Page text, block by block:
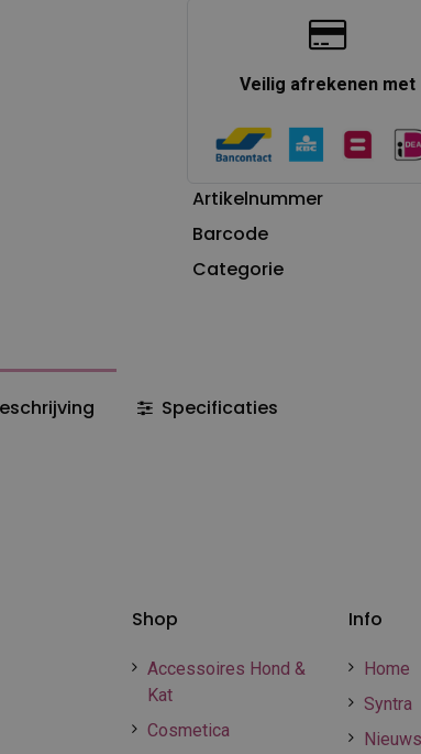
Veilig afrekenen met
Artikelnummer
Barcode
Categorie
Specificaties
Info
Home
Syntra
Nieuws
Shop
Accessoires Hond &
Kat
Cosmetica